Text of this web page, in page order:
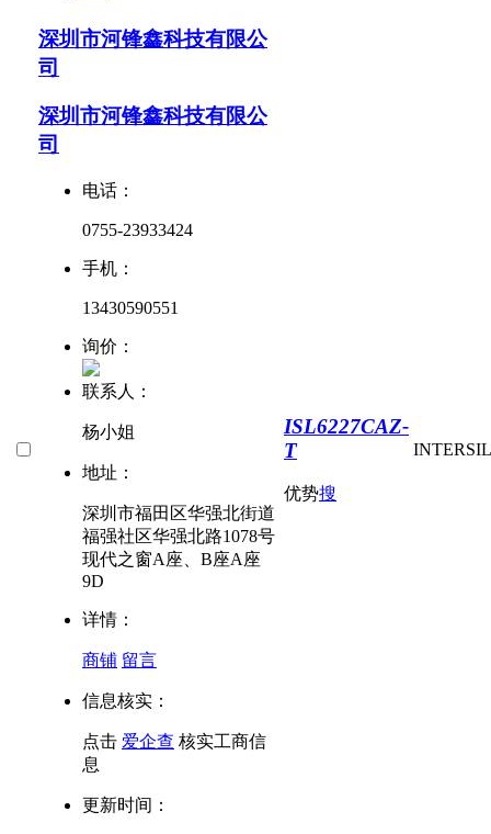
深圳市河锋鑫科技有限公
司
深圳市河锋鑫科技有限公
司
电话：
0755-23933424
手机：
13430590551
询价：
联系人：
杨小姐
地址：
深圳市福田区华强北街道
福强社区华强北路1078号
现代之窗A座、B座A座
9D
详情：
商铺 留言
信息核实：
点击 爱企查 核实工商信
息
更新时间：
ISL6227CAZ-
T
优势搜
INTERSIL